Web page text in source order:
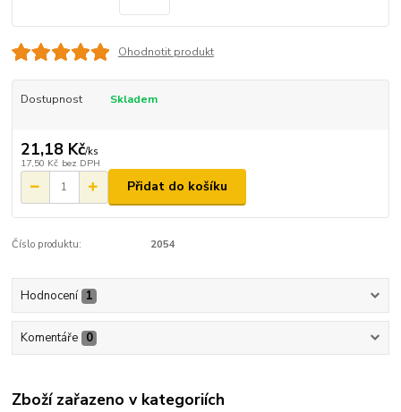
Ohodnotit produkt
Dostupnost Skladem
21,18 Kč/ks
17,50 Kč bez DPH
Přidat do košíku
Číslo produktu: 2054
Hodnocení 1
Komentáře 0
Zboží zařazeno v kategoriích